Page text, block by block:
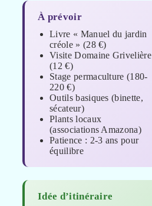
À prévoir
Livre « Manuel du jardin
créole » (28 €)
Visite Domaine Grivelière
(12 €)
Stage permaculture (180-
220 €)
Outils basiques (binette,
sécateur)
Plants locaux
(associations Amazona)
Patience : 2-3 ans pour
équilibre
Idée d’itinéraire